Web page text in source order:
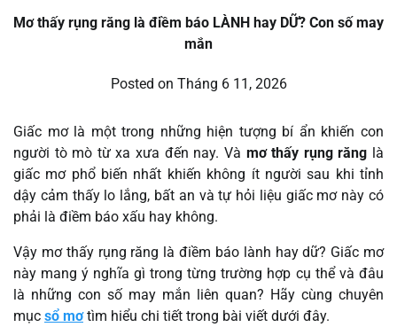
Mơ thấy rụng răng là điềm báo LÀNH hay DỮ? Con số may
mắn
Posted on Tháng 6 11, 2026
Giấc mơ là một trong những hiện tượng bí ẩn khiến con
người tò mò từ xa xưa đến nay. Và mơ thấy rụng răng là
giấc mơ phổ biến nhất khiến không ít người sau khi tỉnh
dậy cảm thấy lo lắng, bất an và tự hỏi liệu giấc mơ này có
phải là điềm báo xấu hay không.
Vậy mơ thấy rụng răng là điềm báo lành hay dữ? Giấc mơ
này mang ý nghĩa gì trong từng trường hợp cụ thể và đâu
là những con số may mắn liên quan? Hãy cùng chuyên
mục sổ mơtìm hiểu chi tiết trong bài viết dưới đây.